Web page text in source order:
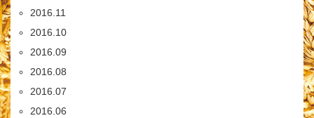
2016.11
2016.10
2016.09
2016.08
2016.07
2016.06